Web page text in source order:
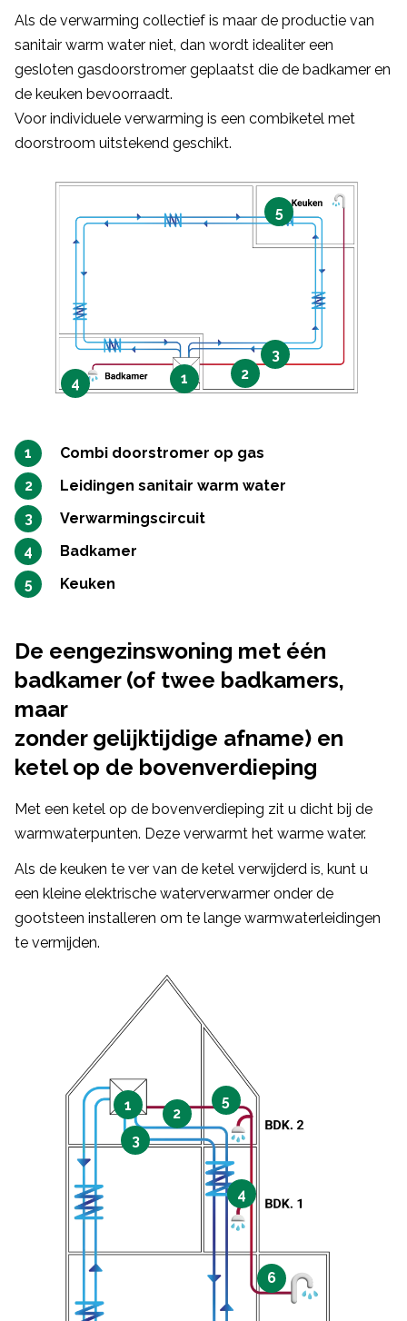
Als de verwarming collectief is maar de productie van
sanitair warm water niet, dan wordt idealiter een
gesloten gasdoorstromer geplaatst die de badkamer en
de keuken bevoorraadt.
Voor individuele verwarming is een combiketel met
doorstroom uitstekend geschikt.
1 2
3
4
5
Combi doorstromer op gas
Leidingen sanitair warm water
Verwarmingscircuit
Badkamer
Keuken
De eengezinswoning met één
badkamer (of twee badkamers,
maar
zonder gelijktijdige afname) en
ketel op de bovenverdieping
Met een ketel op de bovenverdieping zit u dicht bij de
warmwaterpunten. Deze verwarmt het warme water.
Als de keuken te ver van de ketel verwijderd is, kunt u
een kleine elektrische waterverwarmer onder de
gootsteen installeren om te lange warmwaterleidingen
te vermijden.
1
2
3
4
5
6